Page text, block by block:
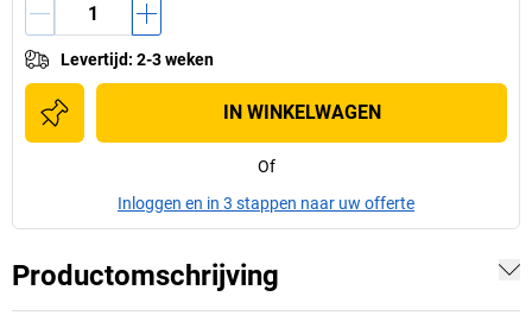
Levertijd: 2-3 weken
IN WINKELWAGEN
Of
Inloggen en in 3 stappen naar uw offerte
Productomschrijving